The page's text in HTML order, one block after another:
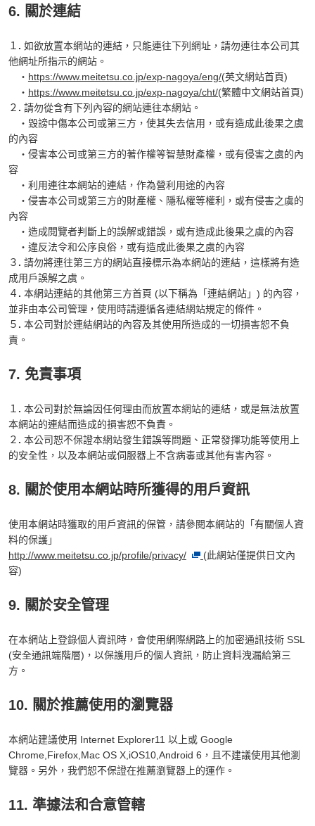
6. 關於連結
１ . 如欲放置本網站的連結，只能連往下列網址，請勿連往本公司其
他網址所指示的網站。
・ https://www.meitetsu.co.jp/exp-nagoya/eng/(英文網站首頁)
・ https://www.meitetsu.co.jp/exp-nagoya/cht/(繁體中文網站首頁)
２ . 請勿從含有下列內容的網站連往本網站。
・毀謗中傷本公司或第三方，使其失去信用，或有造成此後果之虞
的內容
・侵害本公司或第三方的著作權等智慧財產權，或有侵害之虞的內
容
・利用連往本網站的連結，作為營利用途的內容
・侵害本公司或第三方的財產權、隱私權等權利，或有侵害之虞的
內容
・造成閱覽者判斷上的誤解或錯誤，或有造成此後果之虞的內容
・違反法令和公序良俗，或有造成此後果之虞的內容
３ . 請勿將連往第三方的網站直接標示為本網站的連結，這樣將有造
成用戶誤解之虞。
４ . 本網站連結的其他第三方首頁 (以下稱為「連結網站」) 的內容，
並非由本公司管理，使用時請遵循各連結網站規定的條件。
５ . 本公司對於連結網站的內容及其使用所造成的一切損害恕不負
責。
7. 免責事項
１ . 本公司對於無論因任何理由而放置本網站的連結，或是無法放置
本網站的連結而造成的損害恕不負責。
２ . 本公司恕不保證本網站發生錯誤等問題、正常發揮功能等使用上
的安全性，以及本網站或伺服器上不含病毒或其他有害內容。
8. 關於使用本網站時所獲得的用戶資訊
使用本網站時獲取的用戶資訊的保管，請參閱本網站的「有關個人資
料的保護」
http://www.meitetsu.co.jp/profile/privacy/
(此網站僅提供日文內
容)
9. 關於安全管理
在本網站上登錄個人資訊時，會使用網際網路上的加密通訊技術 SSL
(安全通訊端階層)，以保護用戶的個人資訊，防止資料洩漏給第三
方。
10. 關於推薦使用的瀏覽器
本網站建議使用 Internet Explorer11 以上或 Google
Chrome,Firefox,Mac OS X,iOS10,Android 6，且不建議使用其他瀏
覽器。另外，我們恕不保證在推薦瀏覽器上的運作。
11. 準據法和合意管轄